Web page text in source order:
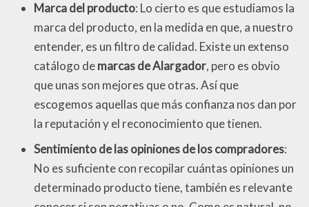
Marca del producto: Lo cierto es que estudiamos la
marca del producto, en la medida en que, a nuestro
entender, es un filtro de calidad. Existe un extenso
catálogo demarcas de Alargador, pero es obvio
que unas son mejores que otras. Así que
escogemos aquellas que más confianza nos dan por
la reputación y el reconocimiento que tienen.
Sentimiento de las opiniones de los compradores:
No es suficiente con recopilar cuántas opiniones un
determinado producto tiene, también es relevante